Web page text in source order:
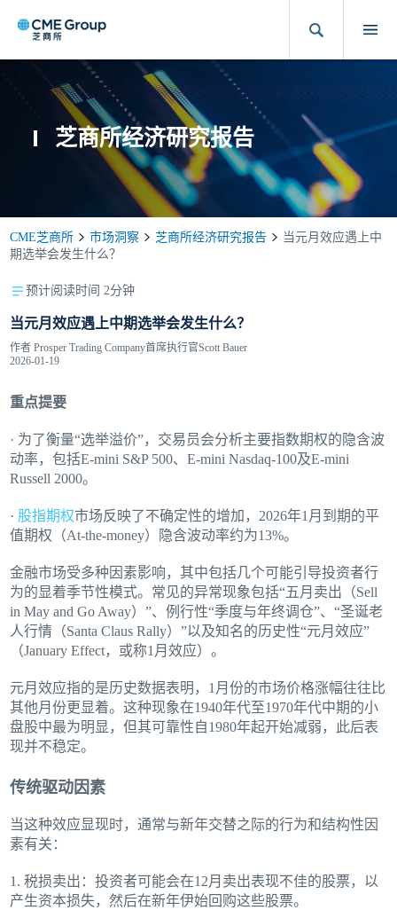
芝商所经济研究报告
CME芝商所 市场洞察 芝商所经济研究报告
当元月效应遇上中
期选举会发生什么？
预计阅读时间 2分钟
当元月效应遇上中期选举会发生什么？
作者Prosper Trading Company首席执行官Scott Bauer
2026-01-19
重点提要
· 为了衡量“选举溢价”，交易员会分析主要指数期权的隐含波
动率，包括E-mini S&P 500、E-mini Nasdaq-100及E-mini
Russell 2000。
· 股指期权市场反映了不确定性的增加，2026年1月到期的平
值期权（At-the-money）隐含波动率约为13%。
金融市场受多种因素影响，其中包括几个可能引导投资者行
为的显着季节性模式。常见的异常现象包括“五月卖出（Sell
in May and Go Away）”、例行性“季度与年终调仓”、“圣诞老
人行情（Santa Claus Rally）”以及知名的历史性“元月效应”
（January Effect，或称1月效应）。
元月效应指的是历史数据表明，1月份的市场价格涨幅往往比
其他月份更显着。这种现象在1940年代至1970年代中期的小
盘股中最为明显，但其可靠性自1980年起开始减弱，此后表
现并不稳定。
传统驱动因素
当这种效应显现时，通常与新年交替之际的行为和结构性因
素有关：
1. 税损卖出：投资者可能会在12月卖出表现不佳的股票，以
产生资本损失，然后在新年伊始回购这些股票。